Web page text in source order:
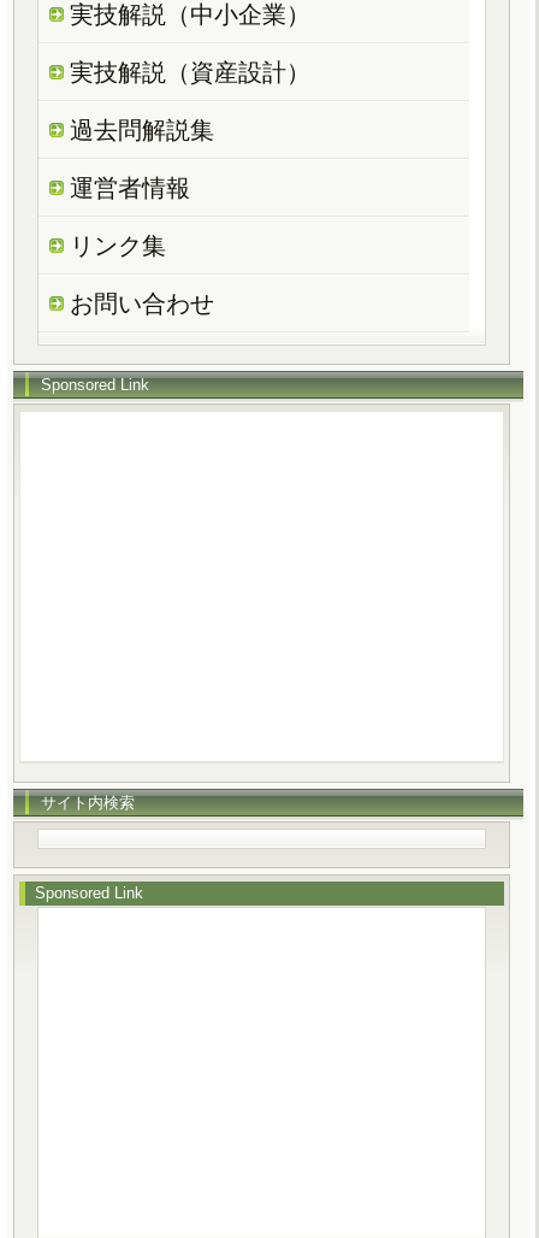
実技解説（中小企業）
実技解説（資産設計）
過去問解説集
運営者情報
リンク集
お問い合わせ
Sponsored Link
サイト内検索
Sponsored Link